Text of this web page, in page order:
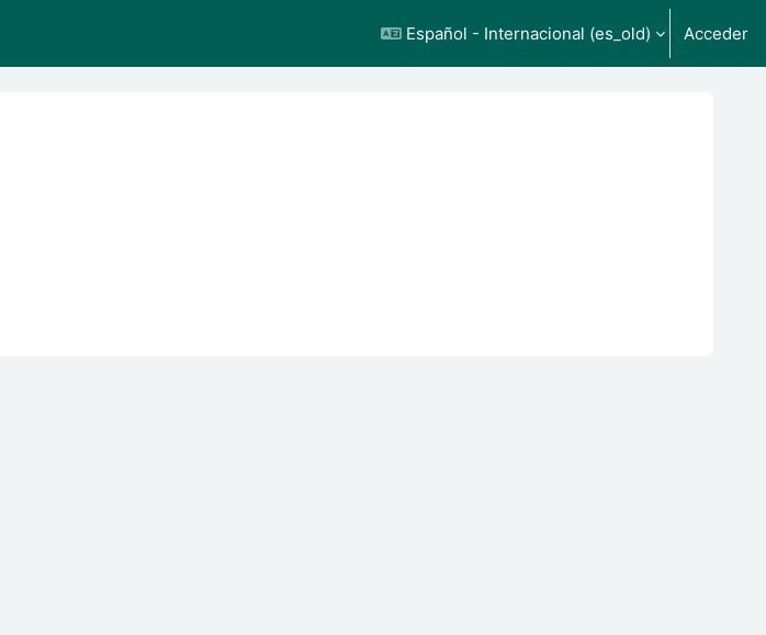
Español - Internacional ‎(es_old)‎ Acceder